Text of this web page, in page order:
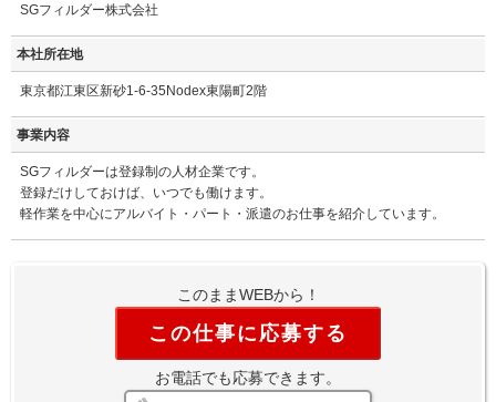
SGフィルダー株式会社
本社所在地
東京都江東区新砂1-6-35Nodex東陽町2階
事業内容
SGフィルダーは登録制の人材企業です。
登録だけしておけば、いつでも働けます。
軽作業を中心にアルバイト・パート・派遣のお仕事を紹介しています。
このままWEBから！
この仕事に応募する
お電話でも応募できます。